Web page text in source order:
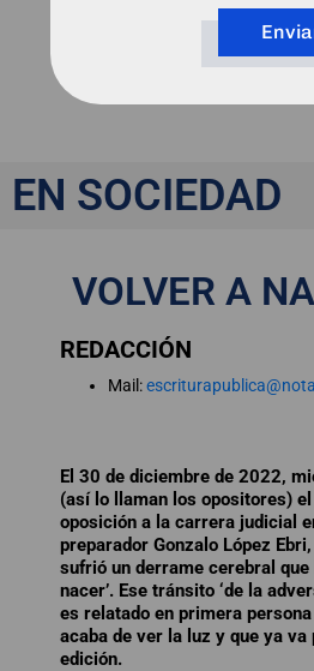
VER MÁS
Volver a nacer
EN SOCIEDAD
VOLVER A
REDACCIÓN
Mail:
El 30 de diciembre de 2022,
(así lo llaman los opositores)
oposición a la carrera judicial
preparador Gonzalo López
sufrió un derrame cerebral que
nacer’. Ese tránsito ‘de la
es relatado en primera
acaba de ver la luz y que ya va
edición.